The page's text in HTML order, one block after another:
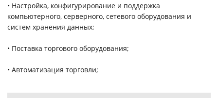
• Настройка, конфигурирование и поддержка
компьютерного, серверного, сетевого оборудования и
систем хранения данных;
• Поставка торгового оборудования;
• Автоматизация торговли;